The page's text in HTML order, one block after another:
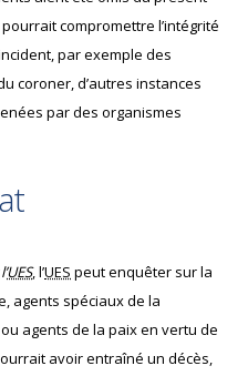
compromettre l’intégrité
par exemple des
coroner, d’autres instances
par des organismes
UES, l’UES peut enquêter sur la
agents spéciaux de la
agents de la paix en vertu de
avoir entraîné un décès,